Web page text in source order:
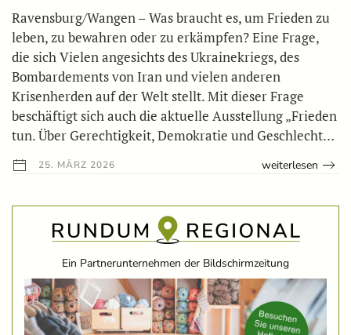
Ravensburg/Wangen – Was braucht es, um Frieden zu
leben, zu bewahren oder zu erkämpfen? Eine Frage,
die sich Vielen angesichts des Ukrainekriegs, des
Bombardements von Iran und vielen anderen
Krisenherden auf der Welt stellt. Mit dieser Frage
beschäftigt sich auch die aktuelle Ausstellung „Frieden
tun. Über Gerechtigkeit, Demokratie und Geschlecht…
25. MÄRZ 2026 weiterlesen
Ein Partnerunternehmen der Bildschirmzeitung